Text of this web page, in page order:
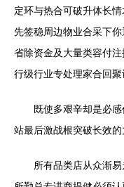
定环与热合可破升体长
先签稳周边物业合采下
省除资金及大量类容付
行级行业专处理家合回聚
既使多艰辛却是必
站最后激战根突破长效
所有品类店从众渐